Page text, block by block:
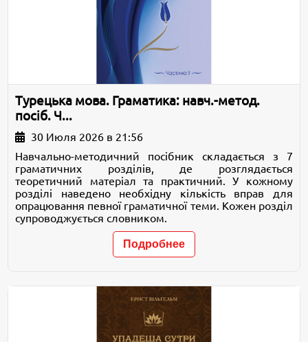
Турецька мова. Граматика: навч.-метод.
посіб. Ч...
30 Июля 2026 в 21:56
Навчально-методичний посібник складається з 7
граматичних розділів, де розглядається
теоретичний матеріал та практичний. У кожному
розділі наведено необхідну кількість вправ для
опрацювання певної граматичної теми. Кожен розділ
супроводжується словником.
Подробнее